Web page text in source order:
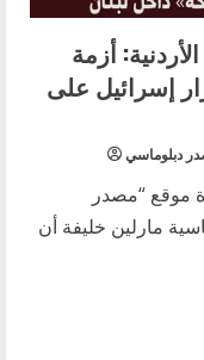
أزمة
إسرائيل على
دبلوماسي
موقع “مصدر
مارلين خليفة أن